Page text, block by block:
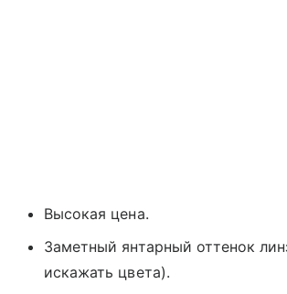
Высокая цена.
Заметный янтарный оттенок
искажать цвета).